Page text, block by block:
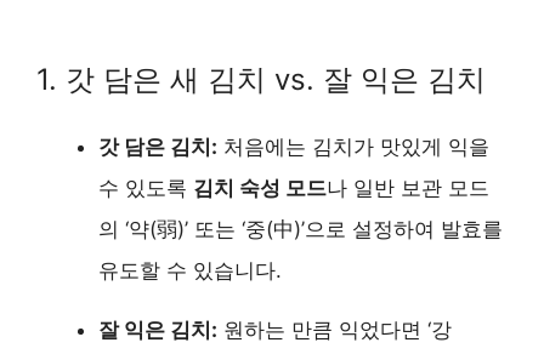
1. 갓 담은 새 김치 vs. 잘 익은 김치
갓 담은 김치: 처음에는 김치가 맛있게 익을
수 있도록 김치 숙성 모드나 일반 보관 모드
의 ‘약(弱)’ 또는 ‘중(中)’으로 설정하여 발효를
유도할 수 있습니다.
잘 익은 김치: 원하는 만큼 익었다면 ‘강